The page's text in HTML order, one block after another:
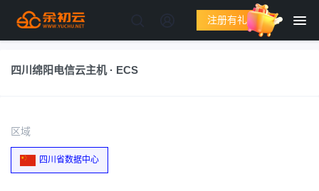
注册有礼
四川绵阳电信云主机 · ECS
区域
四川省数据中心